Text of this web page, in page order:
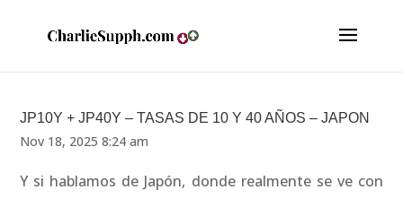
JP10Y + JP40Y – TASAS DE 10 Y 40 AÑOS – JAPON
Nov 18, 2025 8:24 am
Y si hablamos de Japón, donde realmente se ve con